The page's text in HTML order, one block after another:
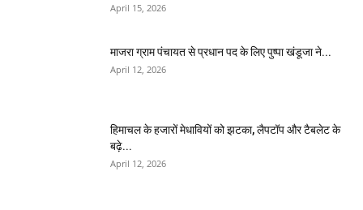
April 15, 2026
माजरा ग्राम पंचायत से प्रधान पद के लिए पुष्पा खंडूजा ने...
April 12, 2026
हिमाचल के हजारों मेधावियों को झटका, लैपटॉप और टैबलेट के
बढ़े...
April 12, 2026